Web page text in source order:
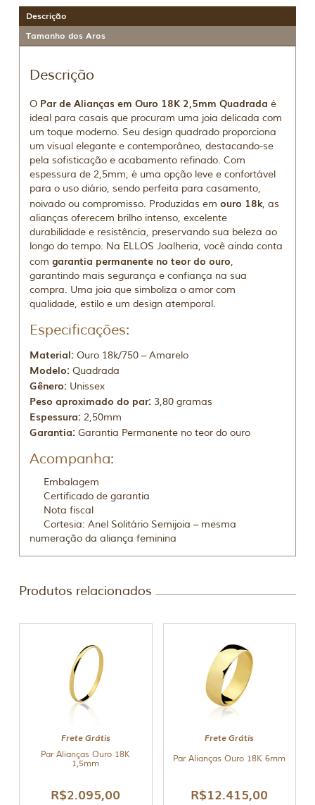
Descrição
Tamanho dos Aros
Descrição
O Par de Alianças em Ouro 18K 2,5mm Quadrada é
ideal para casais que procuram uma joia delicada com
um toque moderno. Seu design quadrado proporciona
um visual elegante e contemporâneo, destacando-se
pela sofisticação e acabamento refinado. Com
espessura de 2,5mm, é uma opção leve e confortável
para o uso diário, sendo perfeita para casamento,
noivado ou compromisso. Produzidas emouro 18k, as
alianças oferecem brilho intenso, excelente
durabilidade e resistência, preservando sua beleza ao
longo do tempo. Na ELLOS Joalheria, você ainda conta
comgarantia permanente no teor do ouro,
garantindo mais segurança e confiança na sua
compra. Uma joia que simboliza o amor com
qualidade, estilo e um design atemporal.
Especificações:
Material: Ouro 18k/750 – Amarelo
Modelo: Quadrada
Gênero: Unissex
Peso aproximado do par: 3,80 gramas
Espessura: 2,50mm
Garantia: Garantia Permanente no teor do ouro
Acompanha:
Embalagem
Certificado de garantia
Nota fiscal
Cortesia: Anel Solitário Semijoia – mesma
numeração da aliança feminina
Produtos relacionados
Frete Grátis
Par Alianças Ouro 18K
1,5mm
R$2.095,00
Frete Grátis
Par Alianças Ouro 18K 6mm
R$12.415,00